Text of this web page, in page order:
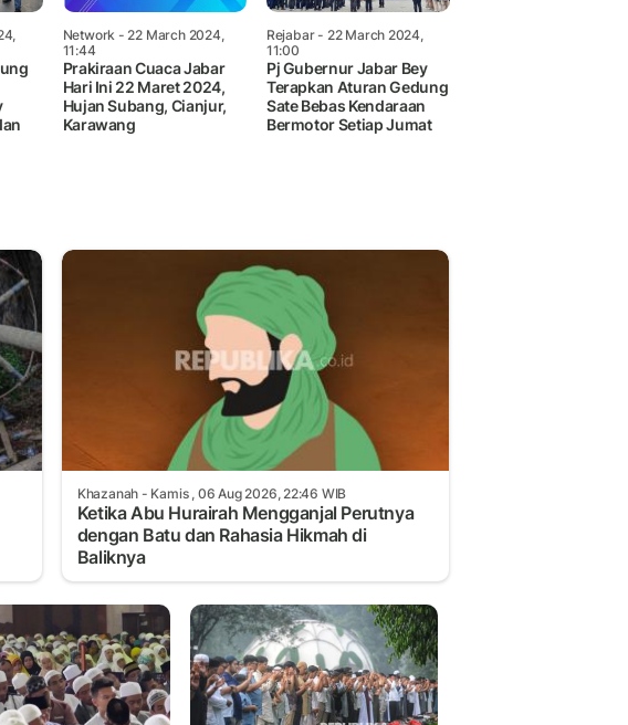
Network - 22 March 2024,
11:44
Prakiraan Cuaca Jabar
Hari Ini 22 Maret 2024,
Hujan Subang, Cianjur,
Karawang
Rejabar- 22 March 2024,
11:00
Pj Gubernur Jabar Bey
Terapkan Aturan Gedung
Sate Bebas Kendaraan
Bermotor Setiap Jumat
Khazanah - Kamis , 06 Aug 2026, 22:46 WIB
Ketika Abu Hurairah Mengganjal Perutnya
dengan Batu dan Rahasia Hikmah di
Baliknya